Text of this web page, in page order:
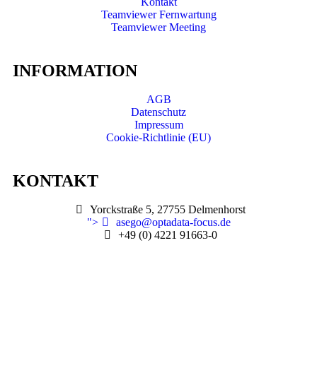
Teamviewer Fernwartung
Teamviewer Meeting
INFORMATION
AGB
Datenschutz
Impressum
Cookie-Richtlinie (EU)
KONTAKT
Yorckstraße 5, 27755 Delmenhorst
">
asego@optadata-focus.de
+49 (0) 4221 91663-0